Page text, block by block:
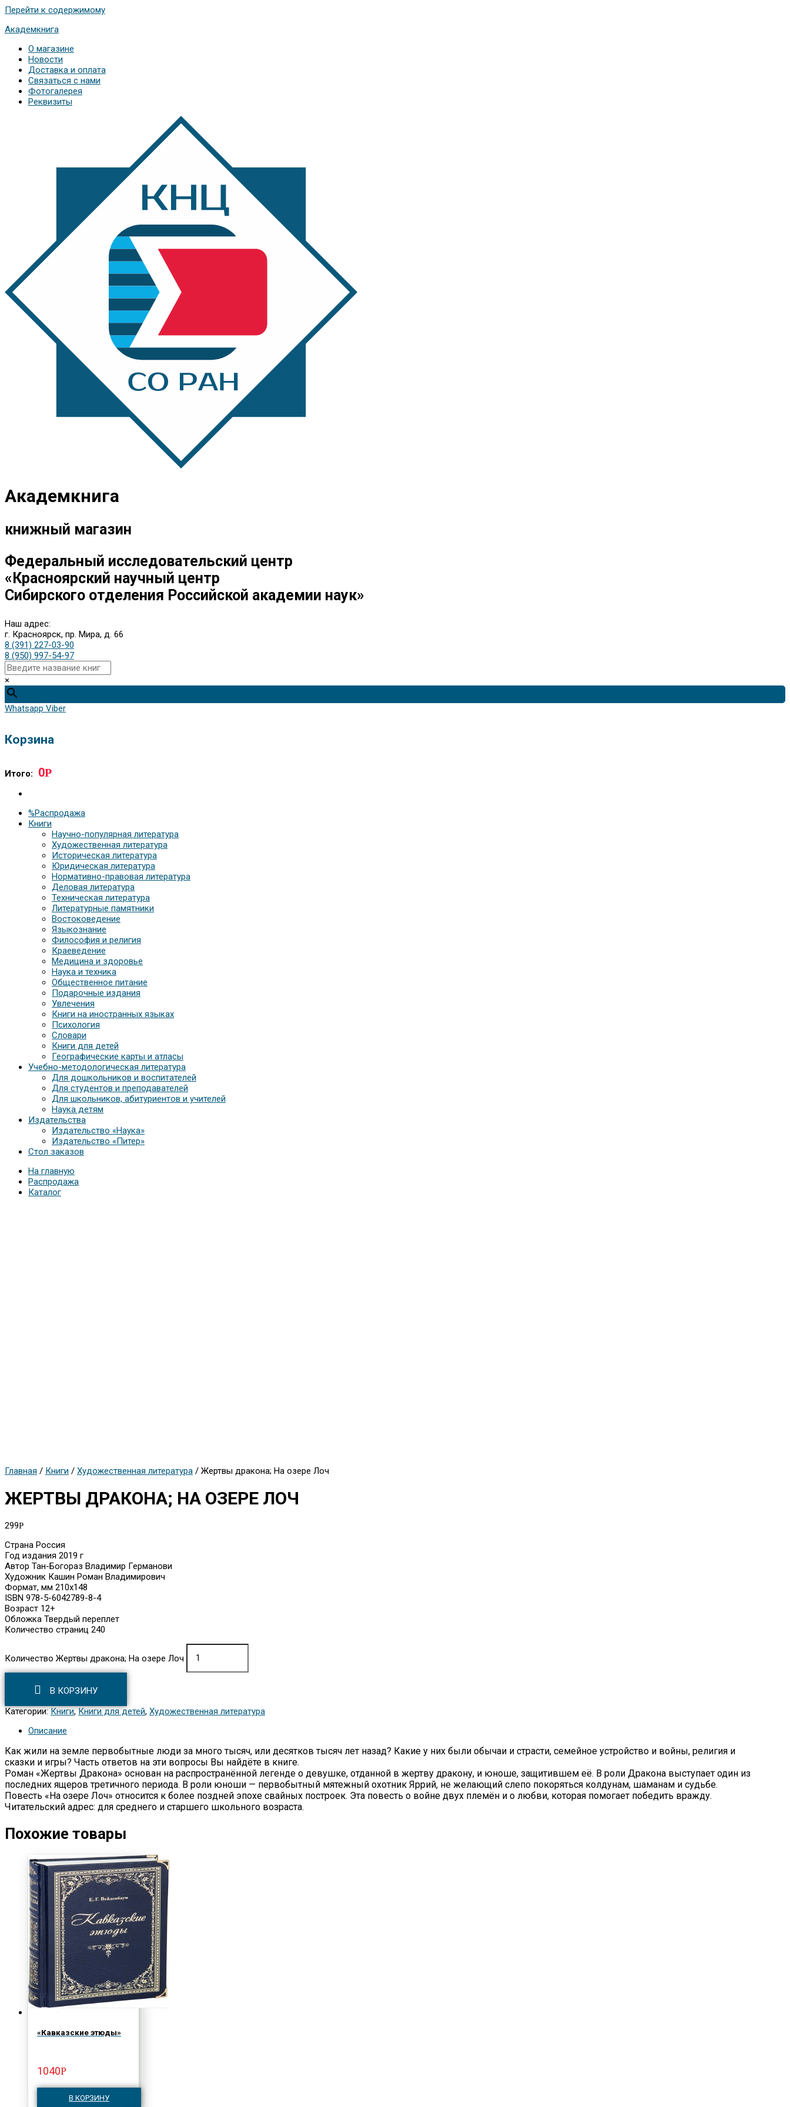
Перейти к содержимому
Академкнига
О магазине
Новости
Доставка и оплата
Связаться с нами
Фотогалерея
Реквизиты
Академкнига
книжный магазин
Федеральный исследовательский центр
«Красноярский научный центр
Сибирского отделения Российской академии наук»
Наш адрес:
г. Красноярск, пр. Мира, д. 66
8 (391) 227-03-90
8 (950) 997-54-97
×
Whatsapp Viber
Корзина
Итого: 0Р
%Распродажа
Книги
Научно-популярная литература
Художественная литература
Историческая литература
Юридическая литература
Нормативно-правовая литература
Деловая литература
Техническая литература
Литературные памятники
Востоковедение
Языкознание
Философия и религия
Краеведение
Медицина и здоровье
Наука и техника
Общественное питание
Подарочные издания
Увлечения
Книги на иностранных языках
Психология
Словари
Книги для детей
Географические карты и атласы
Учебно-методологическая литература
Для дошкольников и воспитателей
Для студентов и преподавателей
Для школьников, абитуриентов и учителей
Наука детям
Издательства
Издательство «Наука»
Издательство «Питер»
Стол заказов
На главную
Распродажа
Каталог
Главная / Книги / Художественная литература / Жертвы дракона; На озере Лоч
ЖЕРТВЫ ДРАКОНА; НА ОЗЕРЕ ЛОЧ
299Р
Страна Россия
Год издания 2019 г
Автор Тан-Богораз Владимир Германови
Художник Кашин Роман Владимирович
Формат, мм 210х148
ISBN 978-5-6042789-8-4
Возраст 12+
Обложка Твердый переплет
Количество страниц 240
Количество Жертвы дракона; На озере Лоч
В КОРЗИНУ
Категории:Книги,Книги для детей, Художественная литература
Описание
Как жили на земле первобытные люди за много тысяч, или десятков тысяч лет назад? Какие у них были обычаи и страсти, семейное устройство и войны, религия и
сказки и игры? Часть ответов на эти вопросы Вы найдёте в книге.
Роман «Жертвы Дракона» основан на распространённой легенде о девушке, отданной в жертву дракону, и юноше, защитившем её. В роли Дракона выступает один из
последних ящеров третичного периода. В роли юноши — первобытный мятежный охотник Яррий, не желающий слепо покоряться колдунам, шаманам и судьбе.
Повесть «На озере Лоч» относится к более поздней эпохе свайных построек. Эта повесть о войне двух племён и о любви, которая помогает победить вражду.
Читательский адрес: для среднего и старшего школьного возраста.
Похожие товары
«Кавказские этюды»
1040Р
В КОРЗИНУ